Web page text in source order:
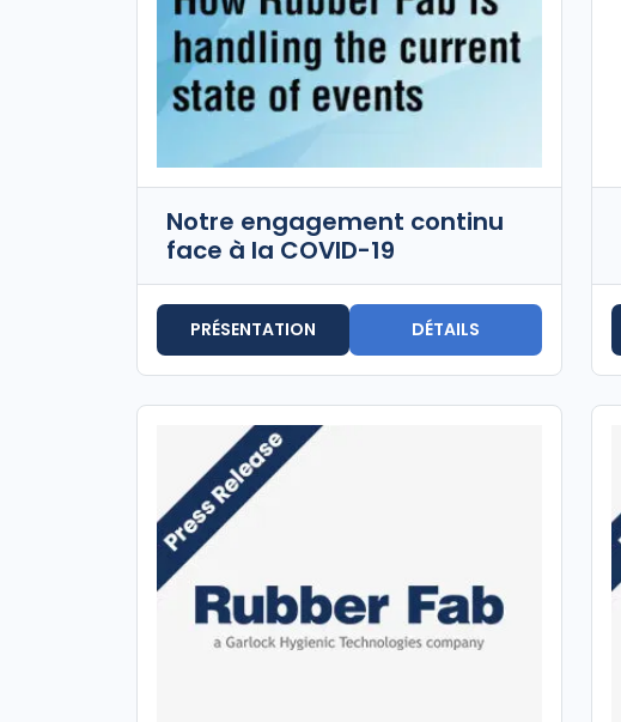
Notre engagement continu
face à la COVID-19
PRÉSENTATION DÉTAILS